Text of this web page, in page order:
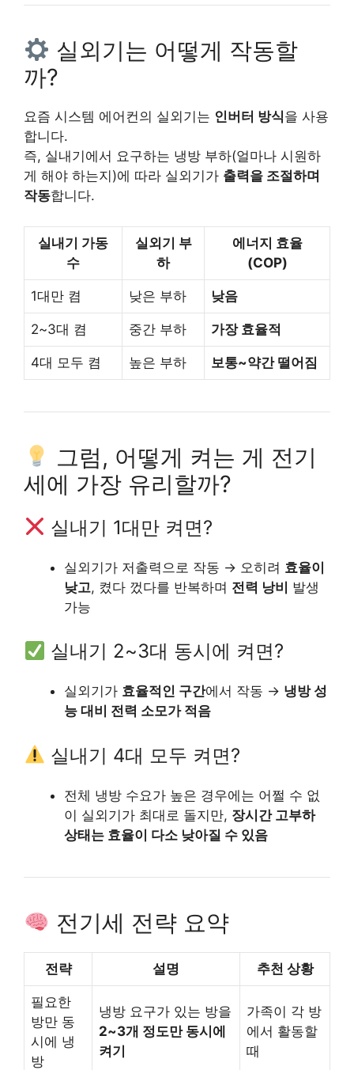
실외기는 어떻게 작동할
까?
요즘 시스템 에어컨의 실외기는 인버터 방식을 사용
합니다.
즉, 실내기에서 요구하는 냉방 부하(얼마나 시원하
게 해야 하는지)에 따라 실외기가 출력을 조절하며
작동합니다.
실내기 가동
수
실외기 부
하
에너지 효율
(COP)
1대만 켬 낮은 부하 낮음
2~3대 켬 중간 부하 가장 효율적
4대 모두 켬 높은 부하 보통~약간 떨어짐
그럼, 어떻게 켜는 게 전기
세에 가장 유리할까?
실내기 1대만 켜면?
실외기가 저출력으로 작동 → 오히려 효율이
낮고, 켰다 껐다를 반복하며 전력 낭비 발생
가능
실내기 2~3대 동시에 켜면?
실외기가 효율적인 구간에서 작동 → 냉방 성
능 대비 전력 소모가 적음
실내기 4대 모두 켜면?
전체 냉방 수요가 높은 경우에는 어쩔 수 없
이 실외기가 최대로 돌지만, 장시간 고부하
상태는 효율이 다소 낮아질 수 있음
전기세 전략 요약
전략 설명 추천 상황
필요한
방만 동
시에 냉
방
냉방 요구가 있는 방을
2~3개 정도만 동시에
켜기
가족이 각 방
에서 활동할
때